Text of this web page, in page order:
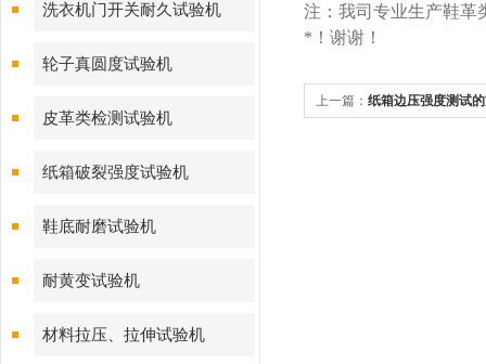
洗衣机门开关耐久试验机
轮子真圆度试验机
皮革类检测试验机
纸箱破裂强度试验机
鞋底耐磨试验机
耐黄变试验机
材料拉压、拉伸试验机
注：我司专业生产鞋革
*！谢谢！
上一篇： 纸箱边压强度测试